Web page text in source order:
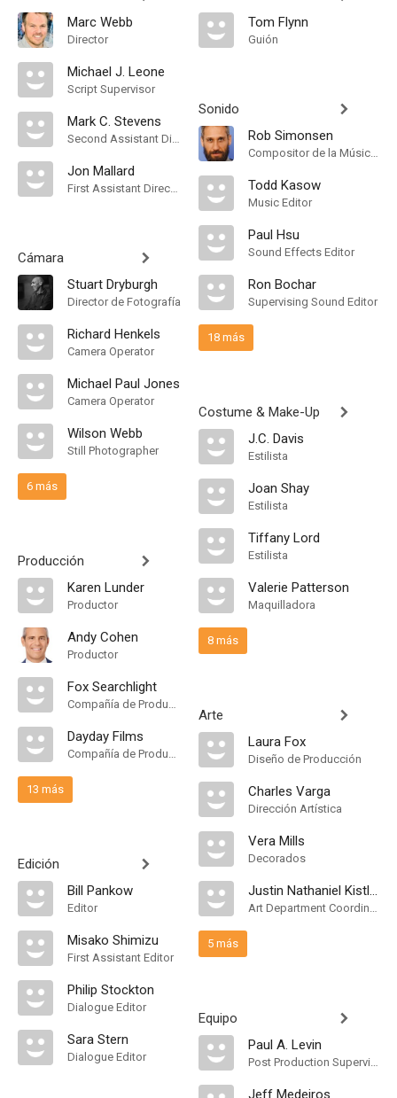
Marc Webb
Director
Michael J. Leone
Script Supervisor
Mark C. Stevens
Second Assistant Director
Jon Mallard
First Assistant Director
Cámara
Stuart Dryburgh
Director de Fotografía
Richard Henkels
Camera Operator
Michael Paul Jones
Camera Operator
Wilson Webb
Still Photographer
6 más
Producción
Karen Lunder
Productor
Andy Cohen
Productor
Fox Searchlight
Compañía de Produccion
Dayday Films
Compañía de Produccion
13 más
Edición
Bill Pankow
Editor
Misako Shimizu
First Assistant Editor
Philip Stockton
Dialogue Editor
Sara Stern
Dialogue Editor
Tom Flynn
Guión
Sonido
Rob Simonsen
Compositor de la Música Original
Todd Kasow
Music Editor
Paul Hsu
Sound Effects Editor
Ron Bochar
Supervising Sound Editor
18 más
Costume & Make-Up
J.C. Davis
Estilista
Joan Shay
Estilista
Tiffany Lord
Estilista
Valerie Patterson
Maquilladora
8 más
Arte
Laura Fox
Diseño de Producción
Charles Varga
Dirección Artística
Vera Mills
Decorados
Justin Nathaniel Kistler
Art Department Coordinator
5 más
Equipo
Paul A. Levin
Post Production Supervisor
Jeff Medeiros